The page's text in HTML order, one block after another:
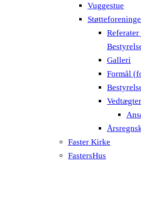
Vuggestue
Galleri
Formål
Vedtægter
Faster Kirke
FastersHus